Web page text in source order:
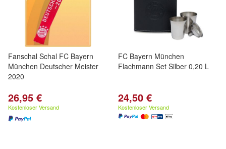
Fanschal Schal FC Bayern
München Deutscher Meister
2020
26,95 €
Kostenloser Versand
FC Bayern München
Flachmann Set Silber 0,20 L
24,50 €
Kostenloser Versand